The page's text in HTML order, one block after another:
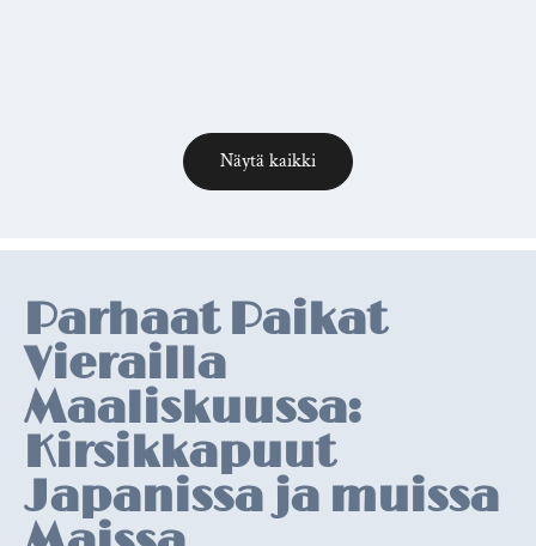
Näytä kaikki
Relevant
posts
Parhaat Paikat
Vierailla
Maaliskuussa:
Kirsikkapuut
Japanissa ja muissa